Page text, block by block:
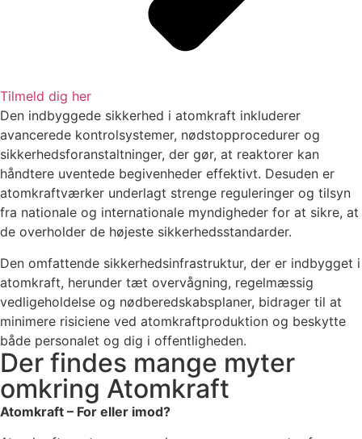
Tilmeld dig her
Den indbyggede sikkerhed i atomkraft inkluderer
avancerede kontrolsystemer, nødstopprocedurer og
sikkerhedsforanstaltninger, der gør, at reaktorer kan
håndtere uventede begivenheder effektivt. Desuden er
atomkraftværker underlagt strenge reguleringer og tilsyn
fra nationale og internationale myndigheder for at sikre, at
de overholder de højeste sikkerhedsstandarder.
Den omfattende sikkerhedsinfrastruktur, der er indbygget i
atomkraft, herunder tæt overvågning, regelmæssig
vedligeholdelse og nødberedskabsplaner, bidrager til at
minimere risiciene ved atomkraftproduktion og beskytte
både personalet og dig i offentligheden.
Der findes mange myter
omkring Atomkraft
Atomkraft – For eller imod?